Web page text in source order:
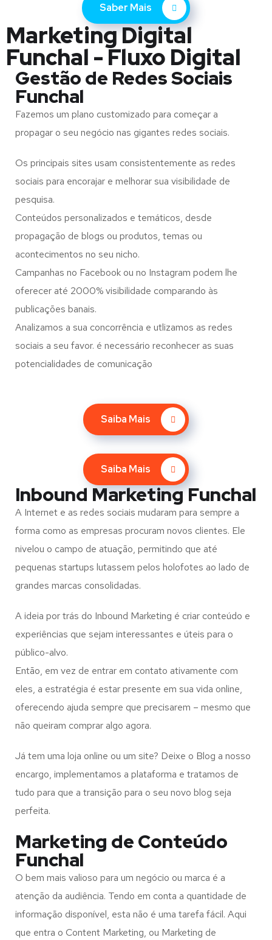
Saber Mais
Marketing Digital
Funchal - Fluxo Digital
Gestão de Redes Sociais
Funchal
Fazemos um plano customizado para começar a
propagar o seu negócio nas gigantes redes sociais.
Os principais sites usam consistentemente as redes
sociais para encorajar e melhorar sua visibilidade de
pesquisa.
Conteúdos personalizados e temáticos, desde
propagação de blogs ou produtos, temas ou
acontecimentos no seu nicho.
Campanhas no Facebook ou no Instagram podem lhe
oferecer até 2000% visibilidade comparando às
publicações banais.
Analizamos a sua concorrência e utlizamos as redes
sociais a seu favor. é necessário reconhecer as suas
potencialidades de comunicação
Saiba Mais
Saiba Mais
Inbound Marketing Funchal
A Internet e as redes sociais mudaram para sempre a
forma como as empresas procuram novos clientes. Ele
nivelou o campo de atuação, permitindo que até
pequenas startups lutassem pelos holofotes ao lado de
grandes marcas consolidadas.
A ideia por trás do Inbound Marketing é criar conteúdo e
experiências que sejam interessantes e úteis para o
público-alvo.
Então, em vez de entrar em contato ativamente com
eles, a estratégia é estar presente em sua vida online,
oferecendo ajuda sempre que precisarem – mesmo que
não queiram comprar algo agora.
Já tem uma loja online ou um site? Deixe o Blog a nosso
encargo, implementamos a plataforma e tratamos de
tudo para que a transição para o seu novo blog seja
perfeita.
Marketing de Conteúdo
Funchal
O bem mais valioso para um negócio ou marca é a
atenção da audiência. Tendo em conta a quantidade de
informação disponível, esta não é uma tarefa fácil. Aqui
que entra o Content Marketing, ou Marketing de